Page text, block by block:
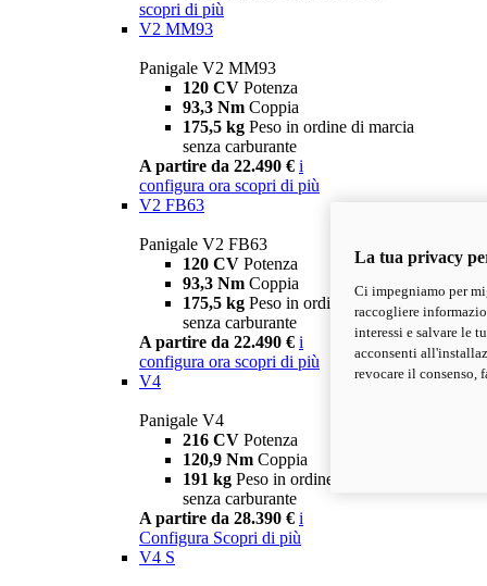
scopri di più
V2 MM93
Panigale V2 MM93
120 CV Potenza
93,3 Nm Coppia
175,5 kg Peso in ordine di marcia
senza carburante
A partire da 22.490 € i
configura ora scopri di più
V2 FB63
Panigale V2 FB63
120 CV Potenza
93,3 Nm Coppia
175,5 kg Peso in ordine di marcia
senza carburante
A partire da 22.490 € i
configura ora scopri di più
V4
Panigale V4
216 CV Potenza
120,9 Nm Coppia
191 kg Peso in ordine di marcia
senza carburante
A partire da 28.390 € i
Configura Scopri di più
V4 S
La tua privacy
Ci impegniamo per
raccogliere
interessi e salvare le
acconsenti
revocare il consenso,